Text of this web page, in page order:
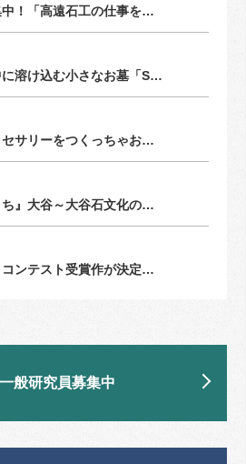
！「高遠石工の仕事を…
溶け込む小さなお墓「S…
サリーをつくっちゃお…
』大谷～大谷石文化の…
ンテスト受賞作が決定…
一般研究員募集中